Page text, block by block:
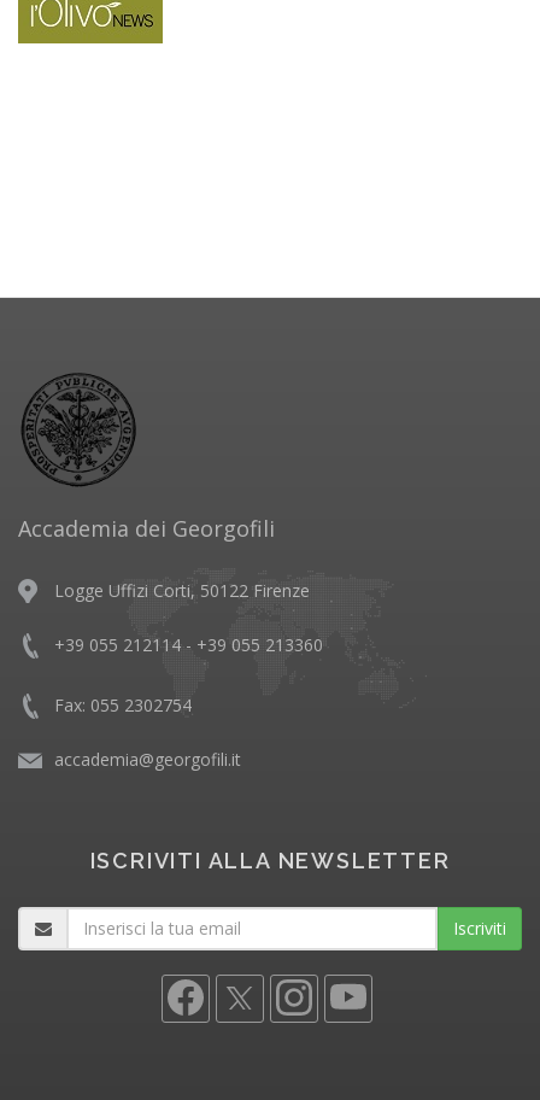
Accademia dei Georgofili
Logge Uffizi Corti, 50122 Firenze
+39 055 212114 - +39 055 213360
Fax: 055 2302754
accademia@georgofili.it
ISCRIVITI ALLA NEWSLETTER
Iscriviti